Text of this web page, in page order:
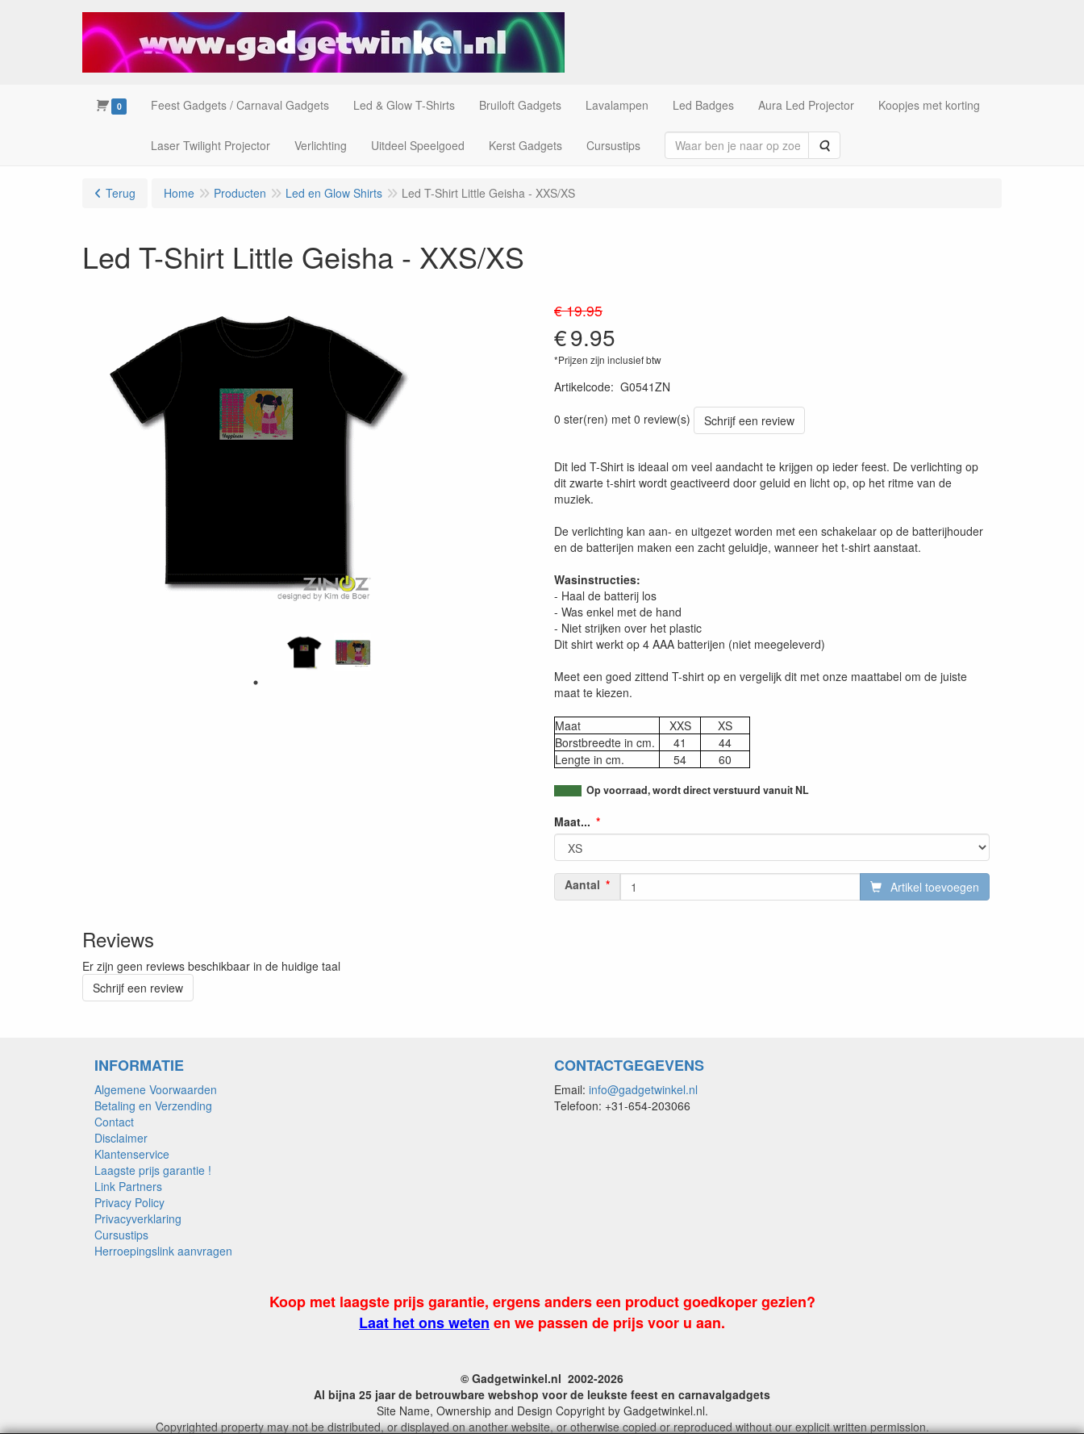
0 Feest Gadgets / Carnaval Gadgets Led & Glow T-Shirts Bruiloft Gadgets Lavalampen Led Badges Aura Led Projector Koopjes met korting
Laser Twilight Projector Verlichting Uitdeel Speelgoed Kerst Gadgets Cursustips Zoeken
Terug Home Producten Led en Glow Shirts Led T-Shirt Little Geisha - XXS/XS
Led T-Shirt Little Geisha - XXS/XS
€ 19.95
€9.95
*Prijzen zijn inclusief btw
Artikelcode: G0541ZN
0 ster(ren) met 0 review(s)
Schrijf een review
Dit led T-Shirt is ideaal om veel aandacht te krijgen op ieder feest. De verlichting op
dit zwarte t-shirt wordt geactiveerd door geluid en licht op, op het ritme van de
muziek.
De verlichting kan aan- en uitgezet worden met een schakelaar op de batterijhouder
en de batterijen maken een zacht geluidje, wanneer het t-shirt aanstaat.
Wasinstructies:
- Haal de batterij los
- Was enkel met de hand
- Niet strijken over het plastic
Dit shirt werkt op 4 AAA batterijen (niet meegeleverd)
Meet een goed zittend T-shirt op en vergelijk dit met onze maattabel om de juiste
maat te kiezen.
Maat XXS
XS
Borstbreedte in cm.
41
44
Lengte in cm.
54 60
Op voorraad, wordt direct verstuurd vanuit NL
Maat...
Aantal Artikel toevoegen
Reviews
Er zijn geen reviews beschikbaar in de huidige taal
Schrijf een review
INFORMATIE
Algemene Voorwaarden
Betaling en Verzending
Contact
Disclaimer
Klantenservice
Laagste prijs garantie !
Link Partners
Privacy Policy
Privacyverklaring
Cursustips
Herroepingslink aanvragen
CONTACTGEGEVENS
Email: info@gadgetwinkel.nl
Telefoon: +31-654-203066
Koop met laagste prijs garantie, ergens anders een product goedkoper gezien?
Laat het ons weten en we passen de prijs voor u aan.
© Gadgetwinkel.nl 2002-2026
Al bijna 25 jaar de betrouwbare webshop voor de leukste feest en carnavalgadgets
Site Name, Ownership and Design Copyright by Gadgetwinkel.nl.
Copyrighted property may not be distributed, or displayed on another website, or otherwise copied or reproduced without our explicit written permission.